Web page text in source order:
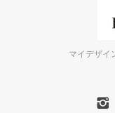
マイデザイ